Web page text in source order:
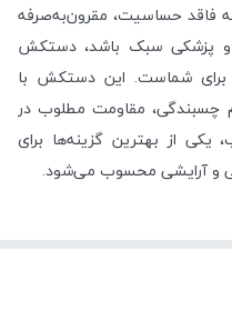
فاقد حساسیت، مقرون‌به‌صرفه
و پزشکی سبک باشد، دستکش
برای شماست. این دستکش با
چسبندگی، مقاومت مطلوب در
یکی از بهترین گزینه‌ها برای
و آرایشی محسوب می‌شود.